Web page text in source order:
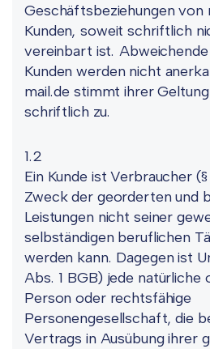
Geschäftsbeziehungen von
Kunden, soweit schriftlich
vereinbart ist. Abweichende
Kunden werden nicht
mail.de stimmt ihrer
schriftlich zu.
1.2
Ein Kunde ist Verbraucher
Zweck der georderten und
Leistungen nicht seiner
selbständigen beruflichen
werden kann. Dagegen ist
Abs. 1 BGB) jede natürliche
Person oder rechtsfähige
Personengesellschaft, die
Vertrags in Ausübung ihrer